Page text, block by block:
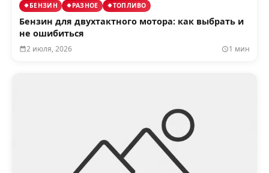
БЕНЗИН РАЗНОЕ ТОПЛИВО
Бензин для двухтактного мотора: как выбрать и
не ошибиться
2 июля, 2026 1 мин